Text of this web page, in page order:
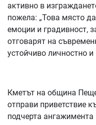
активно в
пожела: „Това място
емоции и градивност,
отговарят на
устойчиво личностно
Кметът на община
отправи приветствие
подчерта